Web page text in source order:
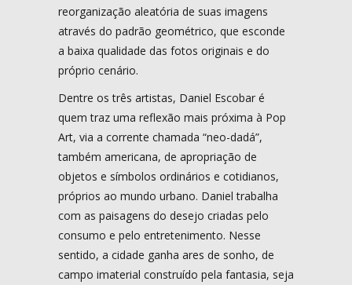
reorganização aleatória de suas imagens
através do padrão geométrico, que esconde
a baixa qualidade das fotos originais e do
próprio cenário.
Dentre os três artistas, Daniel Escobar é
quem traz uma reflexão mais próxima à Pop
Art, via a corrente chamada “neo-dadá”,
também americana, de apropriação de
objetos e símbolos ordinários e cotidianos,
próprios ao mundo urbano. Daniel trabalha
com as paisagens do desejo criadas pelo
consumo e pelo entretenimento. Nesse
sentido, a cidade ganha ares de sonho, de
campo imaterial construído pela fantasia, seja